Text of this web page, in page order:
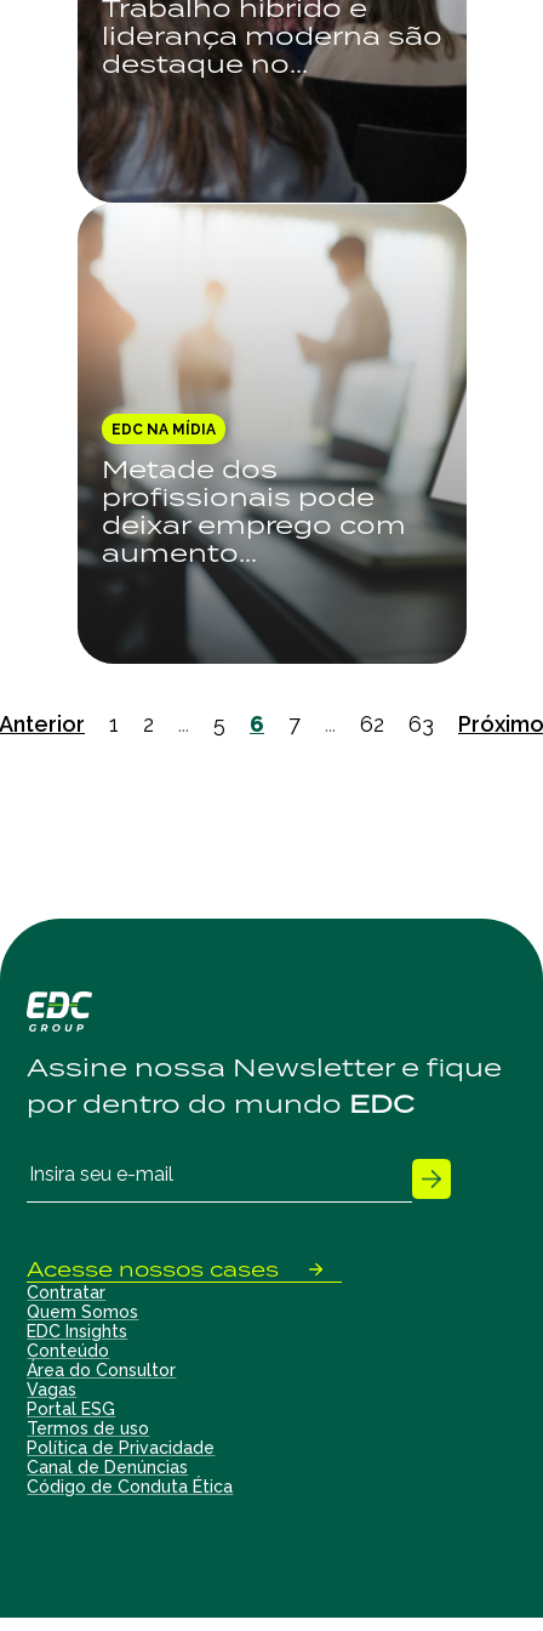
Trabalho híbrido e
liderança moderna são
destaque no...
EDC NA MÍDIA
Metade dos
profissionais pode
deixar emprego com
aumento...
Anterior 1 2 ... 5 6 7 ... 62 63 Próximo
Assine nossa Newsletter e fique
por dentro do mundo EDC
Acesse nossos cases
Contratar
Quem Somos
EDC Insights
Conteúdo
Área do Consultor
Vagas
Portal ESG
Termos de uso
Política de Privacidade
Canal de Denúncias
Código de Conduta Ética